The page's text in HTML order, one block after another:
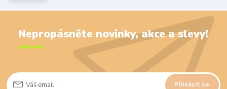
Nepropásněte novinky, akce a slevy!
Přihlásit se